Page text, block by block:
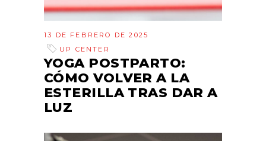
13 DE FEBRERO DE 2025
UP CENTER
YOGA POSTPARTO:
CÓMO VOLVER A LA
ESTERILLA TRAS DAR A
LUZ